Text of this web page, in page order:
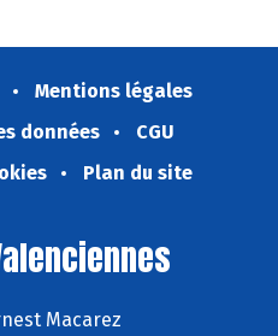
Mentions légales
données
CGU
Plan du site
Macarez